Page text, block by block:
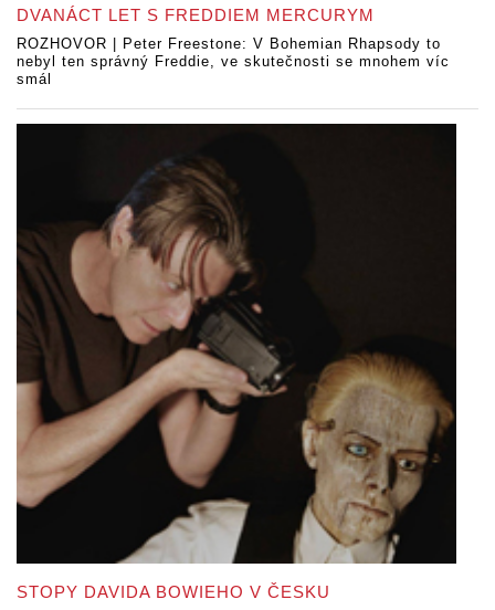
DVANÁCT LET S FREDDIEM MERCURYM
ROZHOVOR | Peter Freestone: V Bohemian Rhapsody to
nebyl ten správný Freddie, ve skutečnosti se mnohem víc
smál
STOPY DAVIDA BOWIEHO V ČESKU